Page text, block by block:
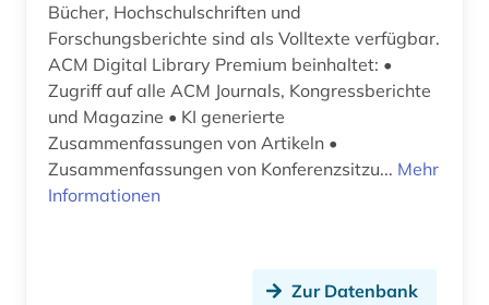
evolutionary computation (1)
excel (1)
experimentelles design (1)
fahrzeugtechnik (1)
faseroptik (1)
Bücher, Hochschulschriften und
Forschungsberichte sind als Volltexte verfügbar.
ACM Digital Library Premium beinhaltet: •
Zugriff auf alle ACM Journals, Kongressberichte
und Magazine • KI generierte
Zusammenfassungen von Artikeln •
Zusammenfassungen von Konferenzsitzu... Mehr
Informationen
Zur Datenbank